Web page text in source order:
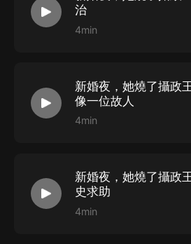
治
4min
新婚夜，她燒了攝政
像一位故人
4min
新婚夜，她燒了攝政
史求助
4min